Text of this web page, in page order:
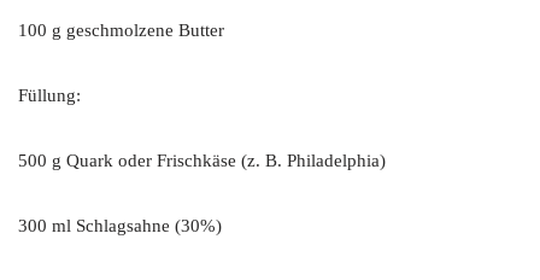
100 g geschmolzene Butter
Füllung:
500 g Quark oder Frischkäse (z. B. Philadelphia)
300 ml Schlagsahne (30%)